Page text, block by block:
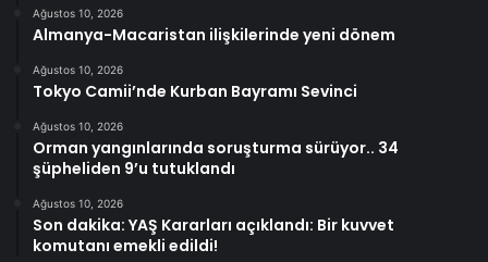
Ağustos 10, 2026
Almanya-Macaristan ilişkilerinde yeni dönem
Ağustos 10, 2026
Tokyo Camii’nde Kurban Bayramı Sevinci
Ağustos 10, 2026
Orman yangınlarında soruşturma sürüyor.. 34
şüpheliden 9’u tutuklandı
Ağustos 10, 2026
Son dakika: YAŞ Kararları açıklandı: Bir kuvvet
komutanı emekli edildi!